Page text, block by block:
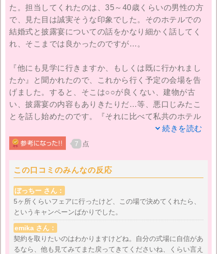
た。担当してくれたのは、35～40歳くらいの男性の方
で、見た目は誠実そうな印象でした。そのホテルでの
結婚式と披露宴についての話をかなり細かく話してく
れ、そこまでは良かったのですが…。
『他にも見学に行きますか、もしくは既に行かれまし
たか』と聞かれたので、これから行く予定の会場を告
げました。すると、そこは○○が良くない、建物が古
い、披露宴の内容もありきたりだ…等、悪口じみたこ
とを話し始めたのです。『それに比べて私共のホテル
は…』と比較しながら話をする姿に、興味も何もなく
なってしまいました。
金額についても、『今日決めていただいた場合は特別
価格にします』と少し急かされた感はありました。極
めつけは最後のわざとらしいムービーの演出です。暗
い部屋の真ん中で椅子に座らされ、画面には主人と私
が映し出されました。
改めてこのホテルウェディングの魅力を伝えるための
ビデオを数分見させられた後、スタッフの方々が数名
続きを読む
7 点
この口コミのみんなの反応
ぼっちー さん：
5ヶ所くらいフェアに行ったけど、この場で決めてくれたら、
というキャンペーンばかりでした。
emika さん：
契約を取りたいのはわかりますけどね。自分の式場に自信があ
るなら、他も見てみてまた戻ってきてくださいね、くらい言え